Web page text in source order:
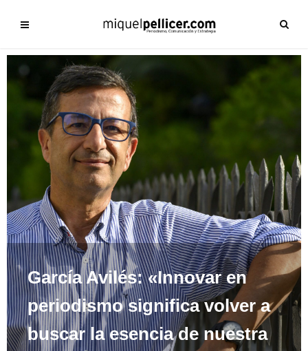
García Avilés: «Innovar en
periodismo significa volver a
buscar la esencia de nuestra